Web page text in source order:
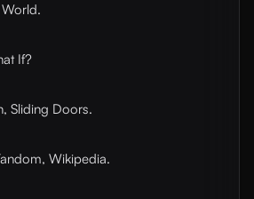
If?
Sliding Doors.
Wikipedia.